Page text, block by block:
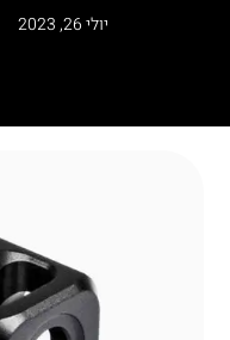
יולי 26, 2023